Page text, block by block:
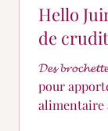
Hello
de
𝓓𝓮𝓼 𝓫𝓻𝓸𝓬𝓱𝓮𝓽𝓽𝓮𝓼 𝓭𝓮
pour
alimentaire